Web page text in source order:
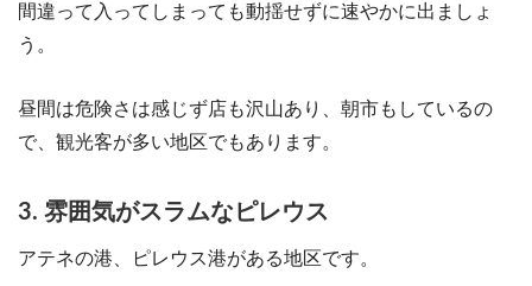
間違って入ってしまっても動揺せずに速やかに出ましょ
う。
昼間は危険さは感じず店も沢山あり、朝市もしているの
で、観光客が多い地区でもあります。
3. 雰囲気がスラムなピレウス
アテネの港、ピレウス港がある地区です。